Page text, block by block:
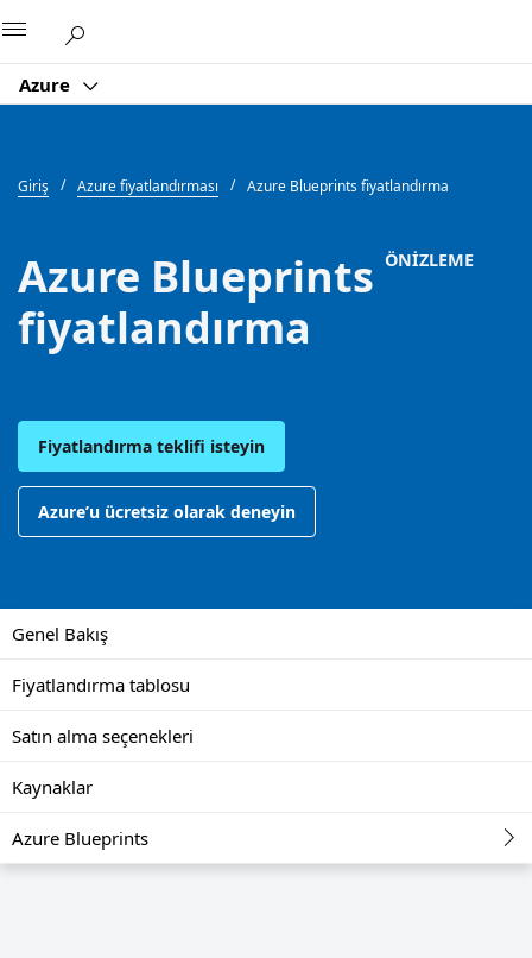
Azure
Giriş Azure fiyatlandırması Azure Blueprints fiyatlandırma
Azure Blueprints ÖNIZLEME
fiyatlandırma
Fiyatlandırma teklifi isteyin
Azure’u ücretsiz olarak deneyin
Genel Bakış
Fiyatlandırma tablosu
Satın alma seçenekleri
Kaynaklar
Azure Blueprints